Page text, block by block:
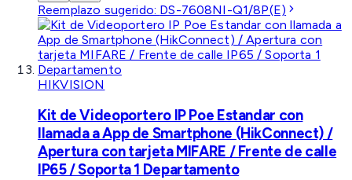
Reemplazo sugerido: DS-7608NI-Q1/8P(E)
HIKVISION
Kit de Videoportero IP Poe Estandar con
llamada a App de Smartphone (HikConnect) /
Apertura con tarjeta MIFARE / Frente de calle
IP65 / Soporta 1 Departamento